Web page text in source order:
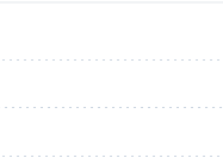
насоса,